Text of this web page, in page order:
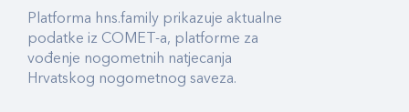
Platforma hns.family prikazuje aktualne
podatke iz COMET-a, platforme za
vođenje nogometnih natjecanja
Hrvatskog nogometnog saveza.